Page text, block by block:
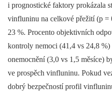
i prognostické fak­tory prokázala
vinfluninu na celkové přežití (p
23 %. Procento objektivních
kontroly nemoci (41,4 vs 24,8 %)
onemocnění (3,0 vs 1,5 měsíce)
ve prospěch vinfluninu. Po­kud
dobrý bezpečností profil